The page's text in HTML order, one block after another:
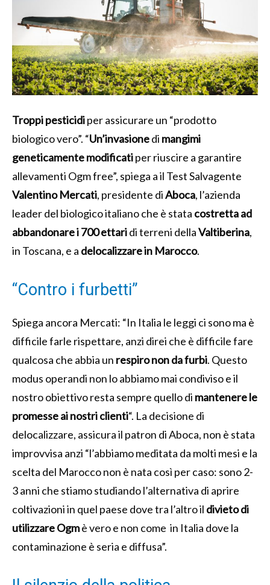
Troppi pesticidiper assicurare un “prodotto
biologico vero”. “Un’invasionedi mangimi
geneticamente modificatiper riuscire a garantire
allevamenti Ogm free”, spiega a il Test Salvagente
Valentino Mercati, presidente diAboca, l’azienda
leader del biologico italiano che è stata costretta ad
abbandonare i 700 ettaridi terreni dellaValtiberina,
in Toscana, e a delocalizzare in Marocco.
“Contro i furbetti”
Spiega ancora Mercati: “In Italia le leggi ci sono ma è
difficile farle rispettare, anzi direi che è difficile fare
qualcosa che abbia un respiro non da furbi. Questo
modus operandi non lo abbiamo mai condiviso e il
nostro obiettivo resta sempre quello di mantenere le
promesse ai nostri clienti“. La decisione di
delocalizzare, assicura il patron di Aboca, non è stata
improvvisa anzi “l’abbiamo meditata da molti mesi e la
scelta del Marocco non è nata così per caso: sono 2-
3 anni che stiamo studiando l’alternativa di aprire
coltivazioni in quel paese dove tra l’altro il divieto di
utilizzare Ogmè vero e non come in Italia dove la
contaminazione è seria e diffusa”.